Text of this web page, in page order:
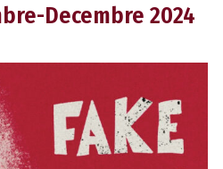
Decembre 2024